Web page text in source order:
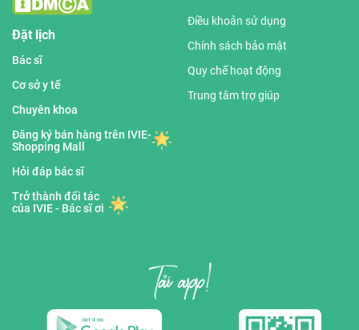
Đặt lịch
Bác sĩ
Cơ sở y tế
Chuyên khoa
Đăng ký bán hàng trên IVIE-
Shopping Mall
Hỏi đáp bác sĩ
Trở thành đối tác
của IVIE - Bác sĩ ơi
Điều khoản sử dụng
Chính sách bảo mật
Quy chế hoạt động
Trung tâm trợ giúp